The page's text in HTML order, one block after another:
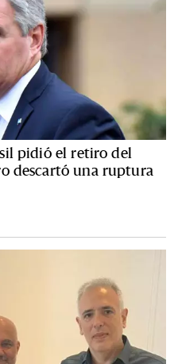
pidió el retiro del
descartó una ruptura